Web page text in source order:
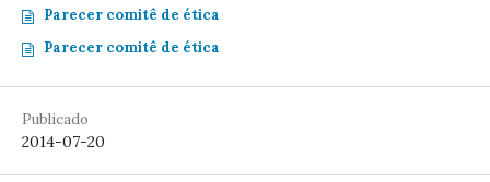
Parecer comitê de ética
Parecer comitê de ética
Publicado
2014-07-20